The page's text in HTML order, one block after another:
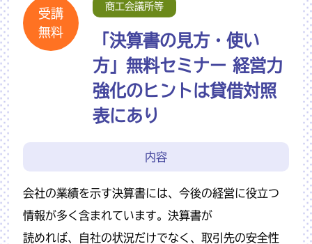
受講
無料
商工会議所等
「決算書の見方・使い
方」無料セミナー 経営力
強化のヒントは貸借対照
表にあり
内容
会社の業績を示す決算書には、今後の経営に役立つ
情報が多く含まれています。決算書が
読めれば、自社の状況だけでなく、取引先の安全性